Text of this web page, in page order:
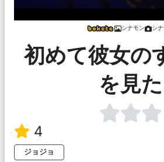
シナモン シ
初めて彼女の
を見た
4
ジョジョ